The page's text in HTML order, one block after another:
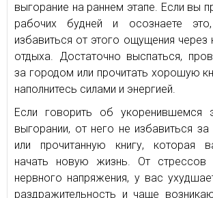
выгорание на раннем этапе. Если вы
рабочих будней и осознаете
избавиться от этого ощущения через
отдыха. Достаточно выспаться,
за городом или прочитать хорошую
наполнитесь силами и энергией.
Если говорить об укоренившемся
выгорании, от него не избавиться
или прочитанную книгу, которая
начать новую жизнь. От стрессов
нервного напряжения, у вас
раздражительность и чаще